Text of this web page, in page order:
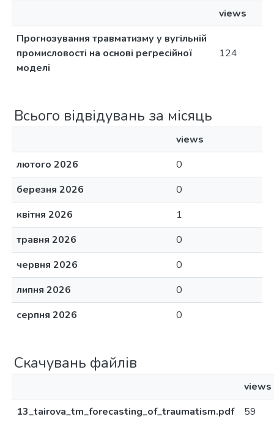
views
Прогнозування травматизму у вугільній
промисловості на основі регресійної
моделі
124
Всього відвідувань за місяць
views
лютого 2026
0
березня 2026
0
квітня 2026
1
травня 2026
0
червня 2026
0
липня 2026
0
серпня 2026
0
Скачувань файлів
views
13_tairova_tm_forecasting_of_traumatism.pdf
59